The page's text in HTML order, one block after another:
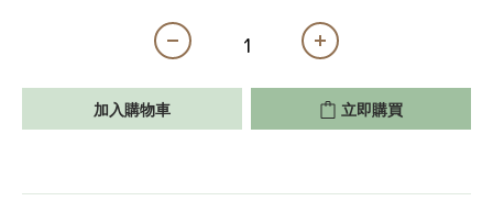
加入購物車 立即購買